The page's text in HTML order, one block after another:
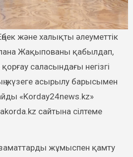
Жақыпованы қабылдап,
саласындағы негізгі
жүзеге асырылу барысымен
«Korday24news.kz»
akorda.kz сайтына сілтеме
жұмыспен қамту